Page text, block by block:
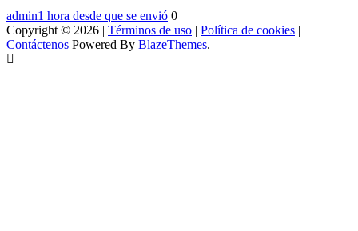
admin1 hora desde que se envió 0
Copyright © 2026 | Términos de uso | Política de cookies |
Contáctenos Powered By BlazeThemes.